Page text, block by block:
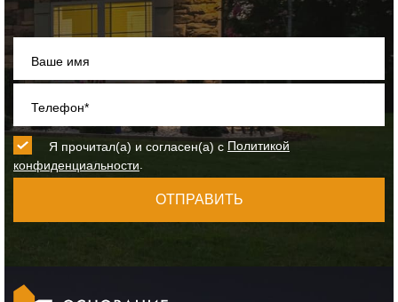
Ваше имя
Телефон*
Я прочитал(а) и согласен(а) с Политикой
конфиденциальности
ОТПРАВИТЬ